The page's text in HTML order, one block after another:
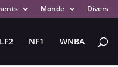
Monde Divers
LF2 NF1 WNBA